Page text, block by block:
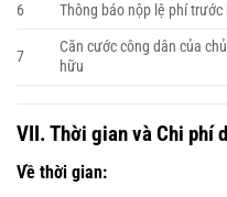
6 Thông báo nộp lệ phí trước
7
Căn cước công dân của
hữu
VII. Thời gian và Chi phí
Về thời gian: